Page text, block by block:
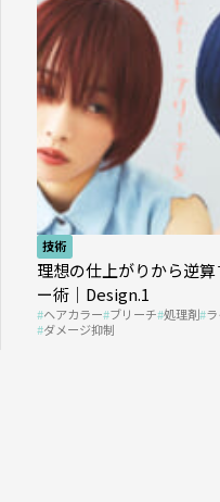
技術
理想の仕上がりから逆
ー術｜Design.1
ヘアカラー ブリーチ 処理剤 ラ
ダメージ抑制